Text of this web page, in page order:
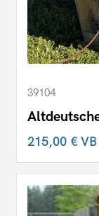
39104
215,00 €VB